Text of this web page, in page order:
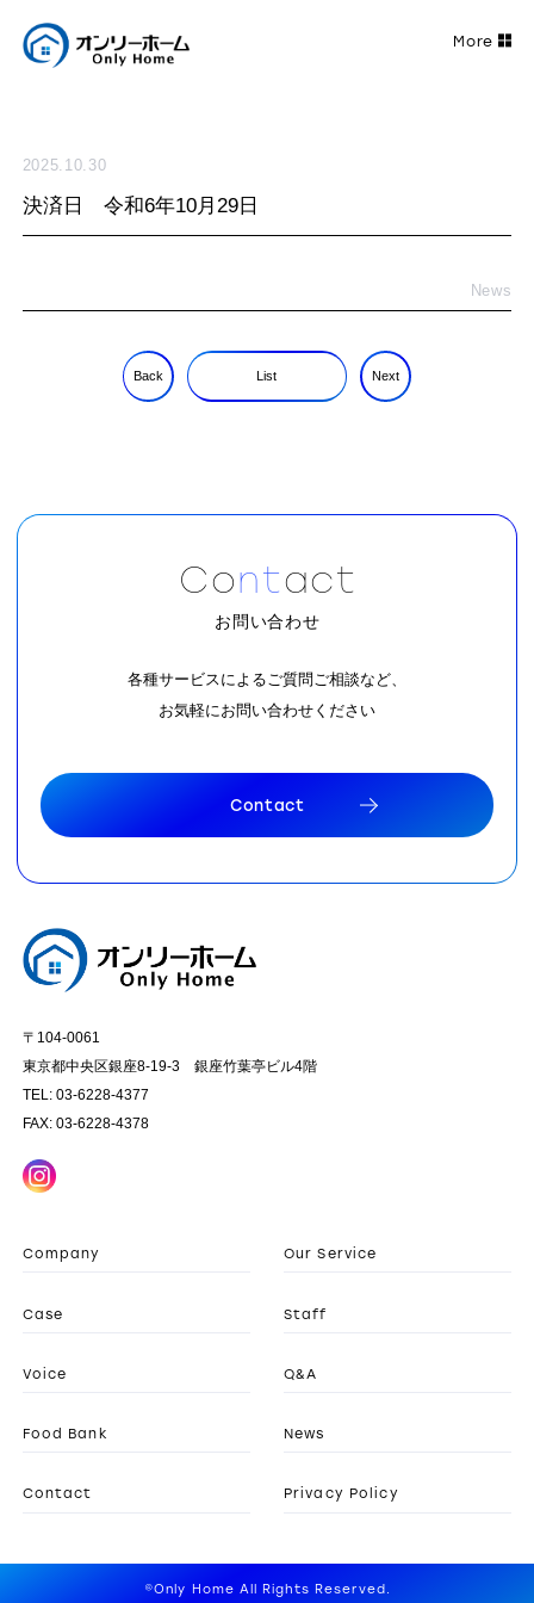
2025.10.30
決済日 令和6年10月29日
News
Back List Next
Contact
お問い合わせ
各種サービスによるご質問ご相談など、
お気軽にお問い合わせください
Contact
〒104-0061
東京都中央区銀座8-19-3 銀座竹葉亭ビル4階
TEL: 03-6228-4377
FAX: 03-6228-4378
Company Our Service
Case Staff
Voice Q&A
Food Bank News
Contact Privacy Policy
©Only Home All Rights Reserved.